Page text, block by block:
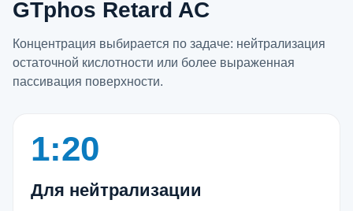
GTphos Retard AC
Концентрация выбирается по задаче: нейтрализация
остаточной кислотности или более выраженная
пассивация поверхности.
1:20
Для нейтрализации